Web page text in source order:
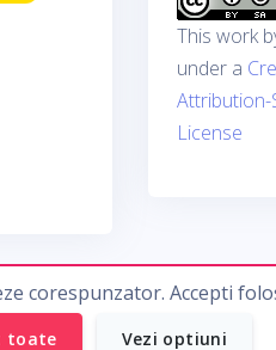
corespunzator. Accepti
toate Vezi optiuni
This work
under a
Attribution-
License